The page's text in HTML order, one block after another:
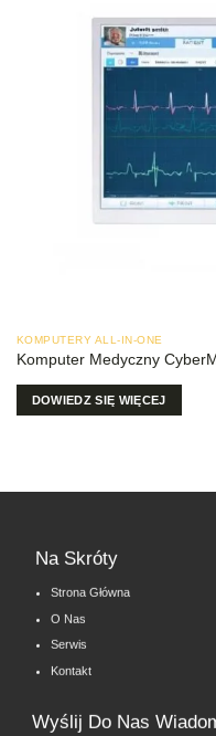
KOMPUTERY ALL-IN-ONE
Komputer Medyczny
DOWIEDZ SIĘ WIĘCEJ
Na Skróty
Strona Główna
O Nas
Serwis
Kontakt
Wyślij Do Nas